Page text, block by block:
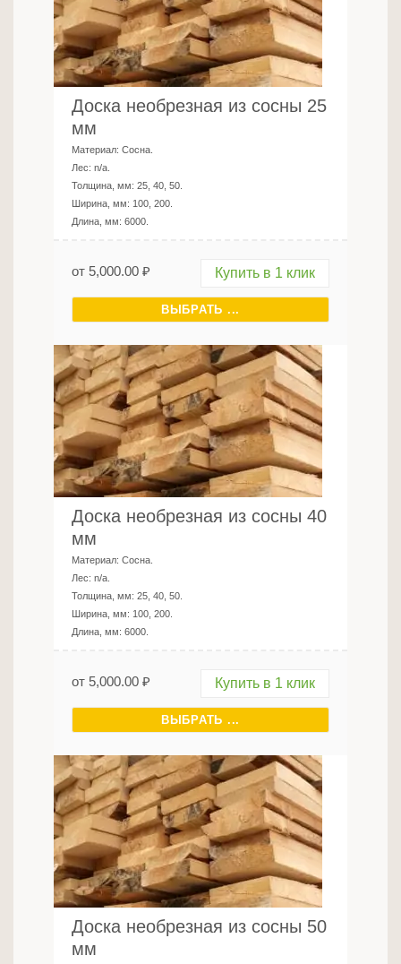
Доска необрезная из сосны 25
мм
Материал: Сосна
Лес: n/a
Толщина, мм: 25, 40, 50
Ширина, мм: 100, 200
Длина, мм: 6000
от 5,000.00 ₽ Купить в 1 клик
ВЫБРАТЬ ...
Доска необрезная из сосны 40
мм
Материал: Сосна
Лес: n/a
Толщина, мм: 25, 40, 50
Ширина, мм: 100, 200
Длина, мм: 6000
от 5,000.00 ₽ Купить в 1 клик
ВЫБРАТЬ ...
Доска необрезная из сосны 50
мм